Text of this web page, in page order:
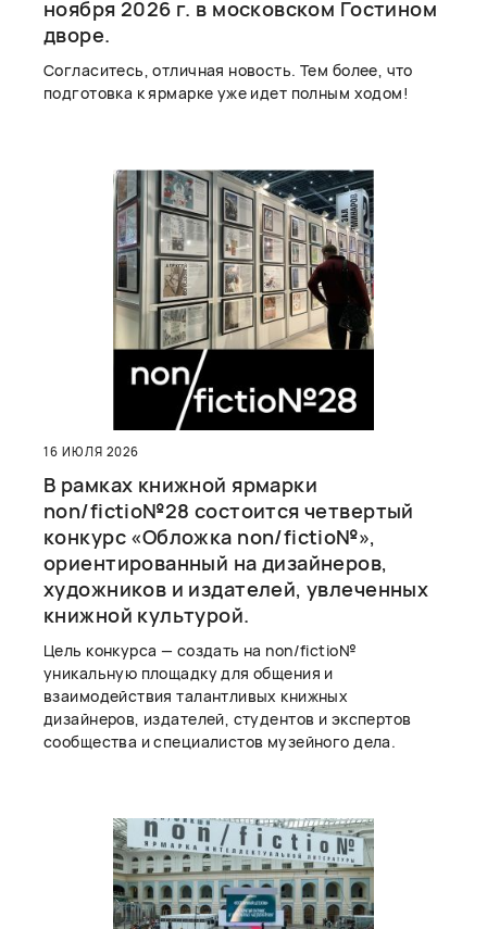
ноября 2026 г. в московском Гостином
дворе.
Согласитесь, отличная новость. Тем более, что
подготовка к ярмарке уже идет полным ходом!
16 ИЮЛЯ 2026
В рамках книжной ярмарки
non/fictio№28 состоится четвертый
конкурс «Обложка non/fictio№»,
ориентированный на дизайнеров,
художников и издателей, увлеченных
книжной культурой.
Цель конкурса — создать на non/fictio№
уникальную площадку для общения и
взаимодействия талантливых книжных
дизайнеров, издателей, студентов и экспертов
сообщества и специалистов музейного дела.